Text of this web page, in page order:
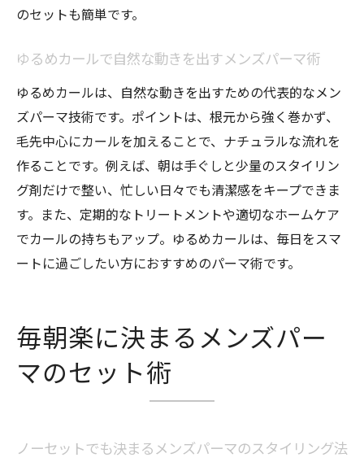
自然な動きを活かすメンズパーマのコツ
ゆるめカールで清潔感とトレンドを両立す
パーマが取れるNG行為と対策ポイント
メンズパーマが取れる原因と絶対避けたい
NG行為
パーマの持ちを悪くする生活習慣と対策法
ナチュラルパーマを長持ちさせる洗髪ポイ
ント
濡れた髪で寝るのはNG？正しいヘアケア術
法
ナチュラルパーマはどれくらい持つのか徹底検
験談紹介
のセットも簡単です。
ゆるめカールで自然な動きを出すメンズパーマ術
ゆるめカールは、自然な動きを出すための代表的なメン
ズパーマ技術です。ポイントは、根元から強く巻かず、
毛先中心にカールを加えることで、ナチュラルな流れを
作ることです。例えば、朝は手ぐしと少量のスタイリン
グ剤だけで整い、忙しい日々でも清潔感をキープできま
す。また、定期的なトリートメントや適切なホームケア
でカールの持ちもアップ。ゆるめカールは、毎日をスマ
ートに過ごしたい方におすすめのパーマ術です。
毎朝楽に決まるメンズパー
マのセット術
ノーセットでも決まるメンズパーマのスタイリング法